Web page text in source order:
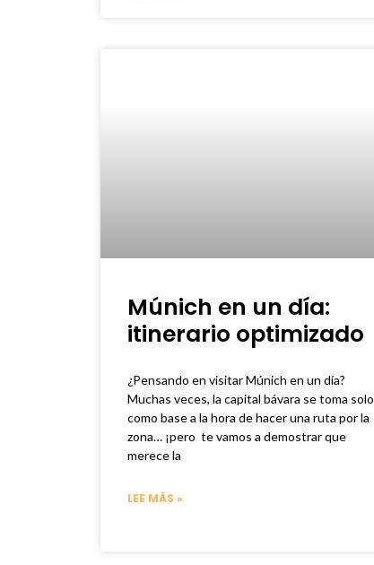
Múnich en un día:
itinerario optimizado
¿Pensando en visitar Múnich en un día?
Muchas veces, la capital bávara se toma solo
como base a la hora de hacer una ruta por la
zona… ¡pero te vamos a demostrar que
merece la
LEE MÁS »